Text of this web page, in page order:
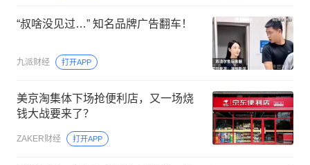
“叔啥没见过…” 知名品牌广告翻车！
九派财经 打开APP
美京淘集体下场抢便利店，又一场烧
钱大战要来了？
ZAKER财经 打开APP